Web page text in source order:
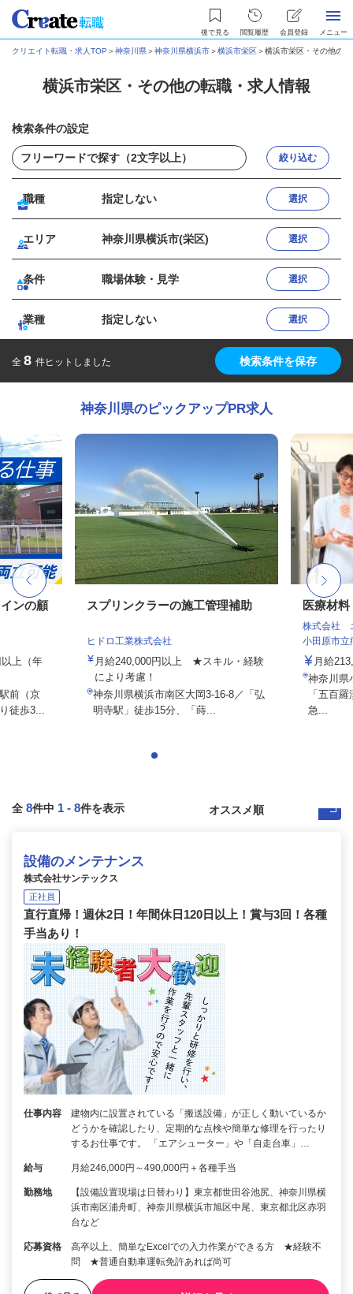
後で見る 閲覧履歴 会員登録 メニュー
クリエイト転職・求人TOP ＞神奈川県＞神奈川県横浜市＞横浜市栄区＞横浜市栄区・その他の
横浜市栄区・その他の転職・求人情報
検索条件の設定
絞り込む
職種 指定しない 選択
エリア 神奈川県横浜市(栄区) 選択
条件 職場体験・見学 選択
業種 指定しない 選択
全 8 件ヒットしました 検索条件を保存
神奈川県のピックアップPR求人
ンの顧
上（年
前（京
徒歩3...
スプリンクラーの施工管理補助
ヒドロ工業株式会社
月給240,000円以上 ★スキル・経験
により考慮！
神奈川県横浜市南区大岡3-16-8／「弘
明寺駅」徒歩15分、「蒔...
医療材
株式会社
小田原市立
月給
神奈川県
「五百
急...
全 8件中 1 - 8件を表示
設備のメンテナンス
株式会社サンテックス
正社員
直行直帰！週休2日！年間休日120日以上！賞与3回！各種
手当あり！
仕事内容
建物内に設置されている「搬送設備」が正しく動いているか
どうかを確認したり、定期的な点検や簡単な修理を行ったり
するお仕事です。 「エアシューター」や「自走台車」…
給与 月給246,000円～490,000円＋各種手当
勤務地
【設備設置現場は日替わり】東京都世田谷池尻、神奈川県横
浜市南区浦舟町、神奈川県横浜市旭区中尾、東京都北区赤羽
台など
応募資格
高卒以上、簡単なExcelでの入力作業ができる方 ★経験不
問 ★普通自動車運転免許あれば尚可